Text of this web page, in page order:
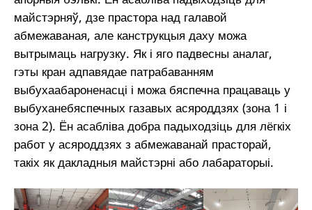
майстэрняў, дзе прастора над галавой
абмежаваная, але канструкцыя даху можа
вытрымаць нагрузку. Як і яго падвесны аналаг,
гэты кран адпавядае патрабаванням
выбухаабароненасці і можа бяспечна працаваць у
выбуханебяспечных газавых асяроддзях (зона 1 і
зона 2). Ён асабліва добра падыходзіць для лёгкіх
работ у асяроддзях з абмежаванай прасторай,
такіх як дакладныя майстэрні або лабараторыі.